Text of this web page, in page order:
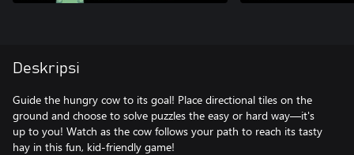
Deskripsi
Guide the hungry cow to its goal! Place directional tiles on the
ground and choose to solve puzzles the easy or hard way—it's
up to you! Watch as the cow follows your path to reach its tasty
hay in this fun, kid-friendly game!